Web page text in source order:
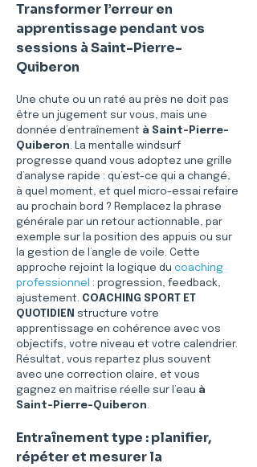
Transformer l’erreur en
apprentissage pendant vos
sessions à Saint-Pierre-
Quiberon
Une chute ou un raté au près ne doit pas
être un jugement sur vous, mais une
donnée d’entraînement à Saint-Pierre-
Quiberon. La mentalle windsurf
progresse quand vous adoptez une grille
d’analyse rapide : qu’est-ce qui a changé,
à quel moment, et quel micro-essai refaire
au prochain bord ? Remplacez la phrase
générale par un retour actionnable, par
exemple sur la position des appuis ou sur
la gestion de l’angle de voile. Cette
approche rejoint la logique du coaching
professionnel
: progression, feedback,
ajustement. COACHING SPORT ET
QUOTIDIEN structure votre
apprentissage en cohérence avec vos
objectifs, votre niveau et votre calendrier.
Résultat, vous repartez plus souvent
avec une correction claire, et vous
gagnez en maîtrise réelle sur l’eau à
Saint-Pierre-Quiberon.
Entraînement type : planifier,
répéter et mesurer la